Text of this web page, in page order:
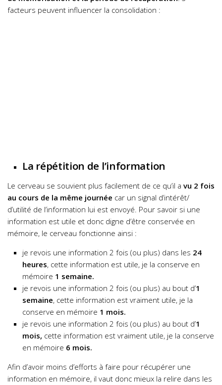
facteurs peuvent influencer la consolidation :
La répétition de l’information
Le cerveau se souvient plus facilement de ce qu’il a vu 2 fois
au cours de la même journée car un signal d’intérêt/
d’utilité de l’information lui est envoyé. Pour savoir si une
information est utile et donc digne d’être conservée en
mémoire, le cerveau fonctionne ainsi :
je revois une information 2 fois (ou plus) dans les 24
heures, cette information est utile, je la conserve en
mémoire 1 semaine.
je revois une information 2 fois (ou plus) au bout d’1
semaine, cette information est vraiment utile, je la
conserve en mémoire 1 mois.
je revois une information 2 fois (ou plus) au bout d’1
mois, cette information est vraiment utile, je la conserve
en mémoire 6 mois.
Afin d’avoir moins d’efforts à faire pour récupérer une
information en mémoire, il vaut donc mieux la relire dans les